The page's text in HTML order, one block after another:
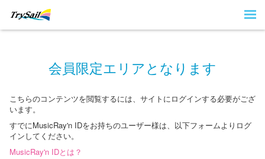
会員限定エリアとなります
こちらのコンテンツを閲覧するには、サイトにログインする必要がござ
います。
すでにMusicRay'n IDをお持ちのユーザー様は、以下フォームよりログ
インしてください。
MusicRay'n IDとは？